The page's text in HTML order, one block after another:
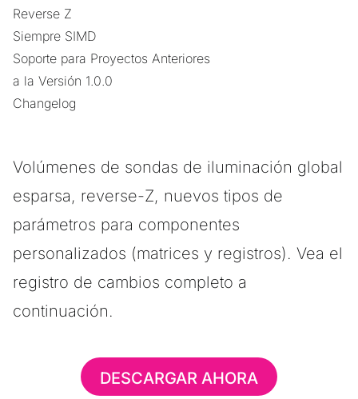
Volúmenes de sondas de iluminación global
esparsa, reverse-Z, nuevos tipos de
parámetros para componentes
personalizados (matrices y registros). Vea el
registro de cambios completo a
continuación.
DESCARGAR AHORA
Reverse Z
Siempre SIMD
Soporte para Proyectos Anteriores
a la Versión 1.0.0
Changelog